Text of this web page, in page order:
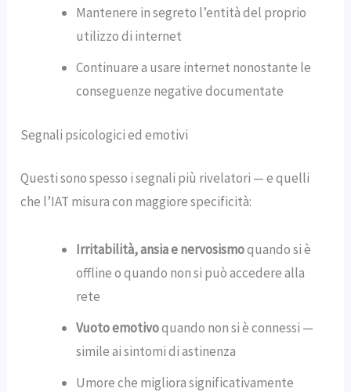
Mantenere in segreto l’entità del proprio
utilizzo di internet
Continuare a usare internet nonostante le
conseguenze negative documentate
Segnali psicologici ed emotivi
Questi sono spesso i segnali più rivelatori — e quelli
che l’IAT misura con maggiore specificità:
Irritabilità, ansia e nervosismoquando si è
offline o quando non si può accedere alla
rete
Vuoto emotivoquando non si è connessi —
simile ai sintomi di astinenza
Umore che migliora significativamente